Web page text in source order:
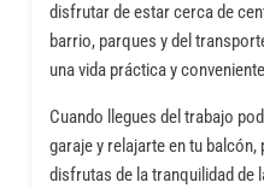
disfrutar de estar cerca de
barrio, parques y del
una vida práctica y
Cuando llegues del trabajo
garaje y relajarte en tu
disfrutas de la tranquilidad de